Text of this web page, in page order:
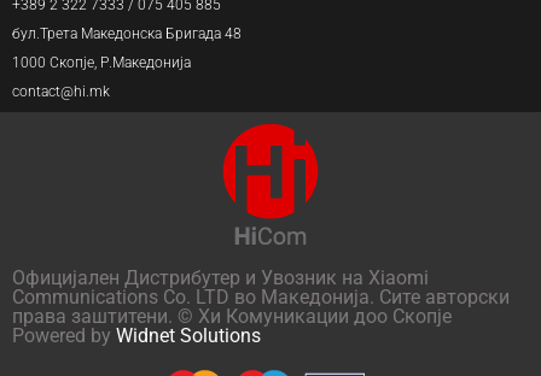
+389 2 322 7333 / 075 405 885
бул.Трета Македонска Бригада 48
1000 Скопје, Р.Македонија
contact@hi.mk
Официјален Дистрибутер и Увозник на Xiaomi
Communications Co. LTD во Македонија. Сите авторски
права заштитени. © Хи Комуникации доо Скопје
Powered by Widnet Solutions